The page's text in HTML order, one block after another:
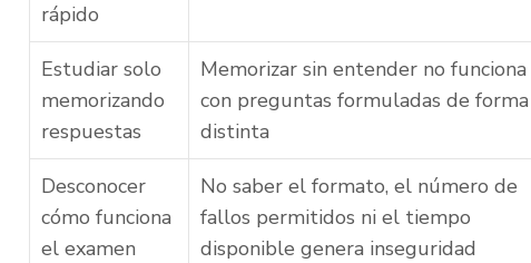
rápido
Estudiar solo
memorizando
respuestas
Memorizar sin entender no funciona
con preguntas formuladas de forma
distinta
Desconocer
cómo funciona
el examen
No saber el formato, el número de
fallos permitidos ni el tiempo
disponible genera inseguridad